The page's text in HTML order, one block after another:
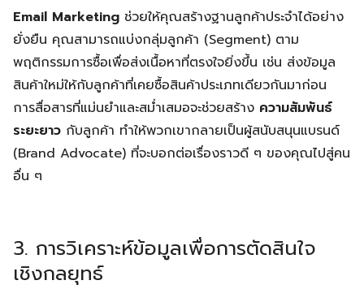
Email Marketing ช่วยให้คุณสร้างฐานลูกค้าประจำได้อย่าง
ยั่งยืน คุณสามารถแบ่งกลุ่มลูกค้า (Segment) ตาม
พฤติกรรมการซื้อเพื่อส่งเนื้อหาที่ตรงใจยิ่งขึ้น เช่น ส่งข้อมูล
สินค้าใหม่ให้กับลูกค้าที่เคยซื้อสินค้าประเภทเดียวกันมาก่อน
การสื่อสารที่แม่นยำและสม่ำเสมอจะช่วยสร้าง ความสัมพันธ์
ระยะยาว กับลูกค้า ทำให้พวกเขากลายเป็นผู้สนับสนุนแบรนด์
(Brand Advocate) ที่จะบอกต่อเรื่องราวดี ๆ ของคุณไปสู่คน
อื่น ๆ
3. การวิเคราะห์ข้อมูลเพื่อการตัดสินใจ
เชิงกลยุทธ์